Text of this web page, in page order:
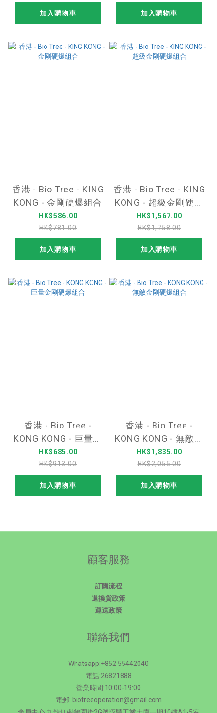
片)
加入購物車 加入購物車
香港 - Bio Tree - KING
KONG - 金剛硬爆組合
HK$586.00
HK$781.00
加入購物車
香港 - Bio Tree - KING
KONG - 超級金剛硬爆
組合
HK$1,567.00
HK$1,758.00
加入購物車
香港 - Bio Tree -
KONG KONG - 巨量金
剛硬爆組合
HK$685.00
HK$913.00
加入購物車
香港 - Bio Tree -
KONG KONG - 無敵金
剛硬爆組合
HK$1,835.00
HK$2,055.00
加入購物車
顧客服務
訂購流程
退換貨政策
運送政策
聯絡我們
Whatsapp:+852 55442040
電話:26821888
營業時間:10:00-19:00
電郵: biotreeoperation@gmail.com